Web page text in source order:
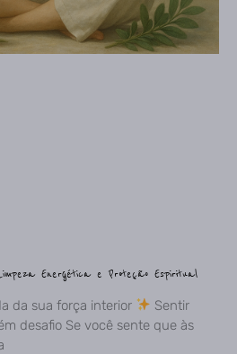
Energética e Proteção Espiritual
da sua força interior
Sentir
desafio Se você sente que às